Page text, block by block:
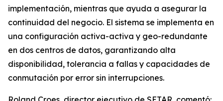
implementación, mientras que ayuda a asegurar la
continuidad del negocio. El sistema se implementa en
una configuración activa-activa y geo-redundante
en dos centros de datos, garantizando alta
disponibilidad, tolerancia a fallas y capacidades de
conmutación por error sin interrupciones.